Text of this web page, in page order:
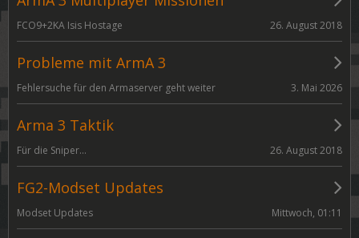
FCO9+2KA Isis Hostage 26. August 2018
Probleme mit ArmA 3
Fehlersuche für den Armaserver geht weiter 3. Mai 2026
Arma 3 Taktik
Für die Sniper... 26. August 2018
FG2-Modset Updates
Modset Updates Mittwoch, 01:11